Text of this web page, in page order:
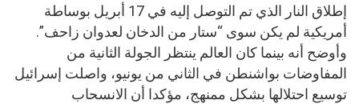
إطلاق النار الذي تم التوصل إليه في 17 أبريل بوساطة
أمريكية لم يكن سوى “ستار من الدخان لعدوان زاحف”.
وأوضح أنه بينما كان العالم ينتظر الجولة الثانية من
المفاوضات بواشنطن في الثاني من يونيو، واصلت إسرائيل
توسيع احتلالها بشكل ممنهج، مؤكدا أن الانسحاب